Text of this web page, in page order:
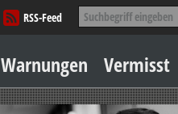
Suche
nach:
RSS-Feed
Inhalt
springen
Warnungen Vermisst